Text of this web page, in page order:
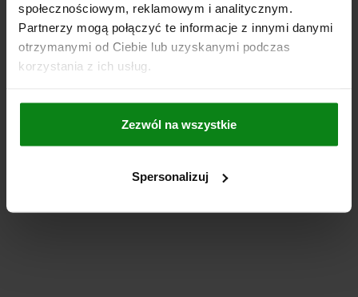
społecznościowym, reklamowym i analitycznym.
Partnerzy mogą połączyć te informacje z innymi danymi
otrzymanymi od Ciebie lub uzyskanymi podczas
korzystania z ich usług.
Zezwól na wszystkie
Spersonalizuj
SZCZEGÓŁY
Podpórki